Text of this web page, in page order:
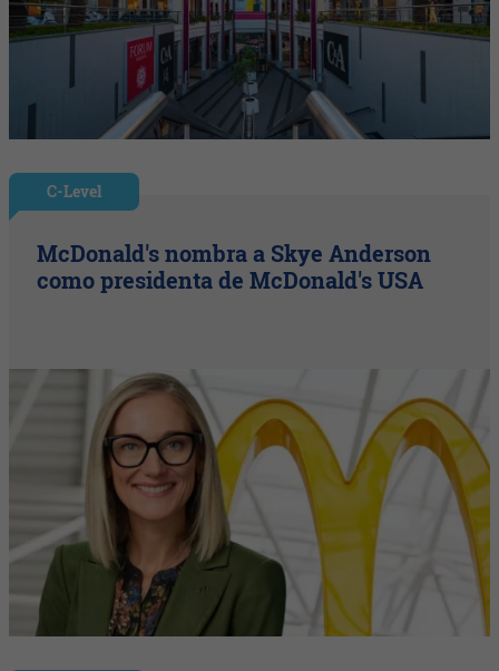
C-Level
McDonald's nombra a Skye Anderson
como presidenta de McDonald's USA